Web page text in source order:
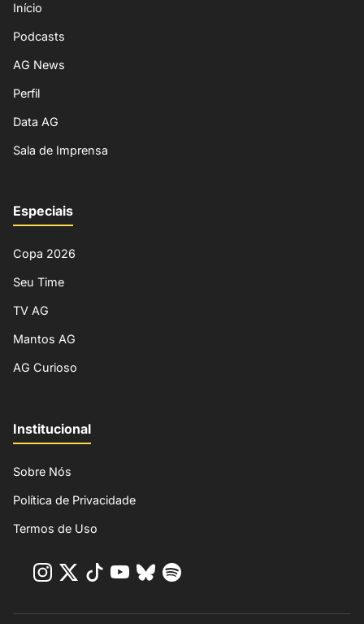
Início
Podcasts
AG News
Perfil
Data AG
Sala de Imprensa
Especiais
Copa 2026
Seu Time
TV AG
Mantos AG
AG Curioso
Institucional
Sobre Nós
Política de Privacidade
Termos de Uso